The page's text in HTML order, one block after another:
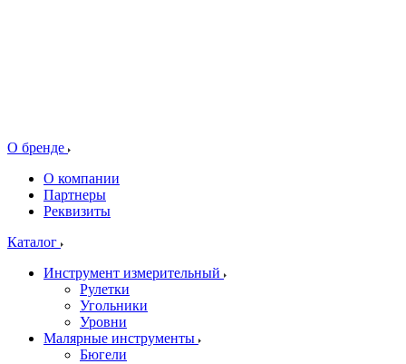
О бренде
О компании
Партнеры
Реквизиты
Каталог
Инструмент измерительный
Рулетки
Угольники
Уровни
Малярные инструменты
Бюгели